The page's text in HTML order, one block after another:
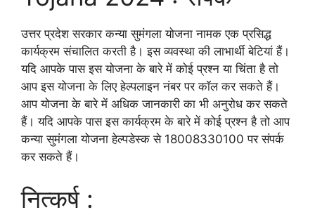
उत्तर प्रदेश सरकार कन्या सुमंगला योजना नामक एक प्रसिद्ध
कार्यक्रम संचालित करती है। इस व्यवस्था की लाभार्थी बेटियां हैं।
यदि आपके पास इस योजना के बारे में कोई प्रश्न या चिंता है तो
आप इस योजना के लिए हेल्पलाइन नंबर पर कॉल कर सकते हैं।
आप योजना के बारे में अधिक जानकारी का भी अनुरोध कर सकते
हैं। यदि आपके पास इस कार्यक्रम के बारे में कोई प्रश्न है तो आप
कन्या सुमंगला योजना हेल्पडेस्क से 18008330100 पर संपर्क
कर सकते हैं।
नित्कर्ष :